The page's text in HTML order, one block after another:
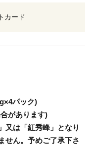
カード
パック)
があります)
又は「紅秀峰」となり
せん。予めご了承下さ